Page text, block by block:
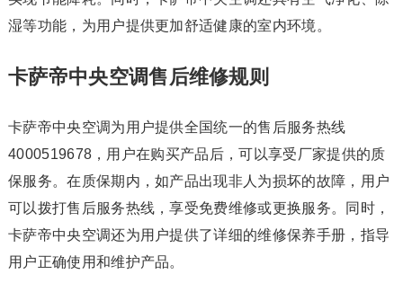
湿等功能，为用户提供更加舒适健康的室内环境。
卡萨帝中央空调售后维修规则
卡萨帝中央空调为用户提供全国统一的售后服务热线
4000519678，用户在购买产品后，可以享受厂家提供的质
保服务。在质保期内，如产品出现非人为损坏的故障，用户
可以拨打售后服务热线，享受免费维修或更换服务。同时，
卡萨帝中央空调还为用户提供了详细的维修保养手册，指导
用户正确使用和维护产品。